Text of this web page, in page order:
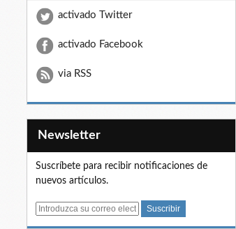
activado Twitter
activado Facebook
via RSS
Newsletter
Suscríbete para recibir notificaciones de
nuevos artículos.
E